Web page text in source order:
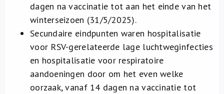
dagen na vaccinatie tot aan het einde van het
winterseizoen (31/5/2025).
Secundaire eindpunten waren hospitalisatie
voor RSV-gerelateerde lage luchtweginfecties
en hospitalisatie voor respiratoire
aandoeningen door om het even welke
oorzaak,vanaf 14 dagen na vaccinatie tot